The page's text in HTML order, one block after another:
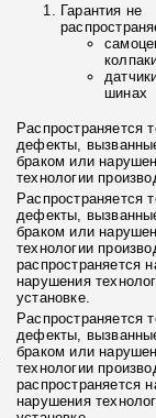
Гарантия не
шинах
Распространяется
дефекты,
браком или
технологии
Распространяется
дефекты,
браком или
технологии
распространяется
нарушения
установке.
Распространяется
дефекты,
браком или
технологии
распространяется
нарушения